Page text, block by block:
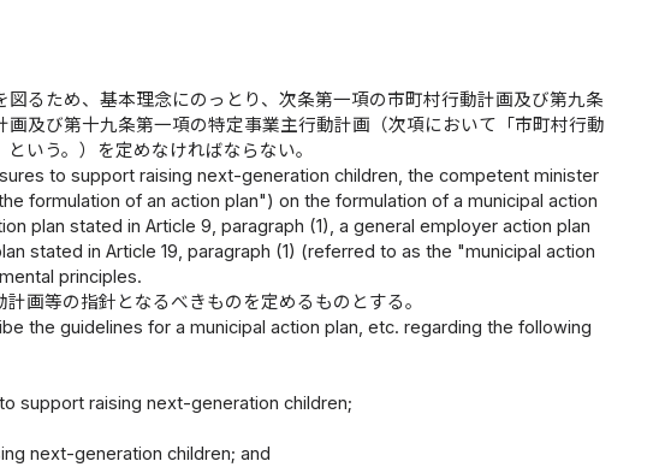
るため、基本理念にのっとり、次条第一項の市町村行動計画及び第九条
及び第十九条第一項の特定事業主行動計画（次項において「市町村行動
いう。）を定めなければならない。
to support raising next-generation children, the competent minister
formulation of an action plan") on the formulation of a municipal action
plan stated in Article 9, paragraph (1), a general employer action plan
stated in Article 19, paragraph (1) (referred to as the "municipal action
principles.
画等の指針となるべきものを定めるものとする。
the guidelines for a municipal action plan, etc. regarding the following
support raising next-generation children;
next-generation children; and